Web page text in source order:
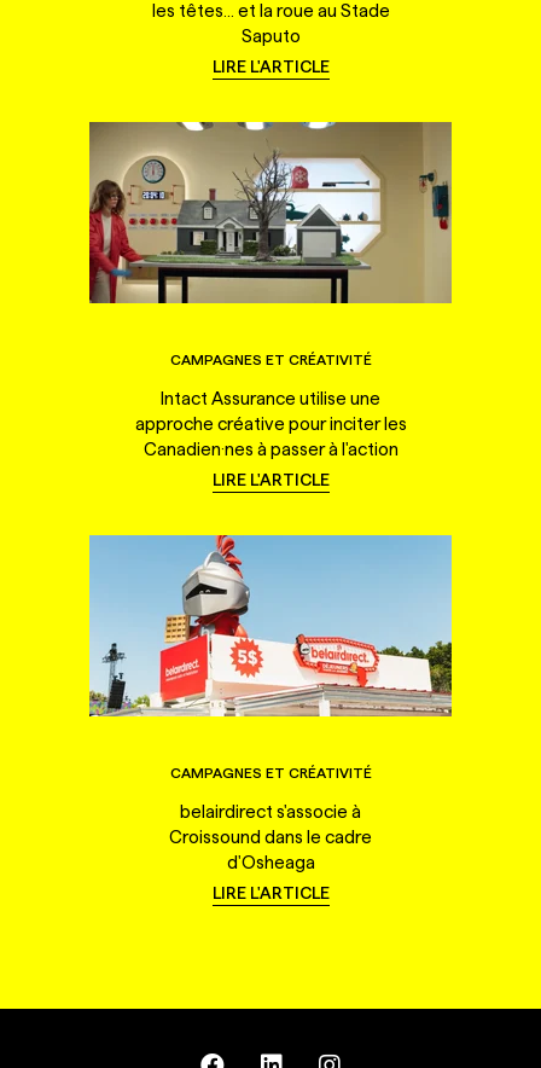
les têtes... et la roue au Stade
Saputo
LIRE L'ARTICLE
CAMPAGNES ET CRÉATIVITÉ
Intact Assurance utilise une
approche créative pour inciter les
Canadien·nes à passer à l'action
LIRE L'ARTICLE
CAMPAGNES ET CRÉATIVITÉ
belairdirect s'associe à
Croissound dans le cadre
d'Osheaga
LIRE L'ARTICLE